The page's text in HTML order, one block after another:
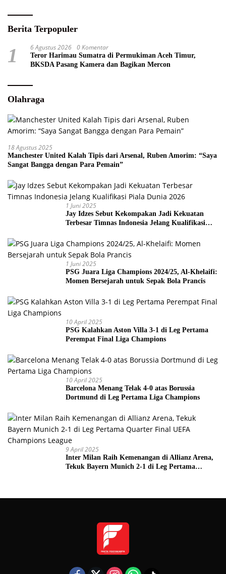
Berita Terpopuler
1 6 Agustus 2026 0 Komentar
Teror Harimau Sumatra di Permukiman Aceh Timur,
BKSDA Pasang Kamera dan Bagikan Mercon
Olahraga
18 Agustus 2025
Manchester United Kalah Tipis dari Arsenal, Ruben Amorim: “Saya
Sangat Bangga dengan Para Pemain”
1 Juni 2025
Jay Idzes Sebut Kekompakan Jadi Kekuatan
Terbesar Timnas Indonesia Jelang Kualifikasi
1 Juni 2025
PSG Juara Liga Champions 2024/25, Al-Khelaifi:
Momen Bersejarah untuk Sepak Bola Prancis
10 April 2025
PSG Kalahkan Aston Villa 3-1 di Leg Pertama
Perempat Final Liga Champions
10 April 2025
Barcelona Menang Telak 4-0 atas Borussia
Dortmund di Leg Pertama Liga Champions
9 April 2025
Inter Milan Raih Kemenangan di Allianz Arena,
Tekuk Bayern Munich 2-1 di Leg Pertama